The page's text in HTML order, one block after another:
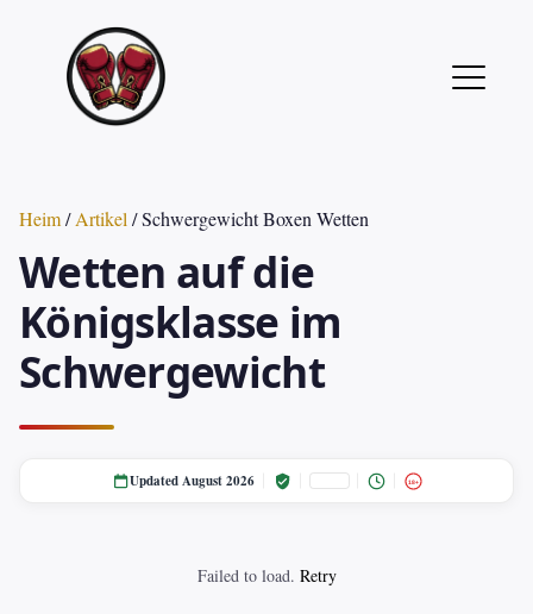
Heim/Artikel / Schwergewicht Boxen Wetten
Wetten auf die
Königsklasse im
Schwergewicht
Updated August 2026 18+
Failed to load. Retry